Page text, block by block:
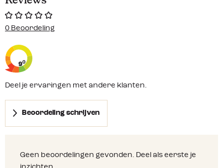
0 Beoordeling
90
Deel je ervaringen met andere klanten.
Beoordeling schrijven
Geen beoordelingen gevonden. Deel als eerste je